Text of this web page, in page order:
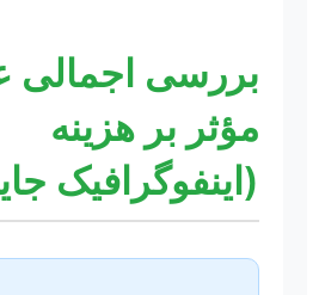
بررسی اجمالی
مؤثر بر هزینه
(اینفوگرافیک